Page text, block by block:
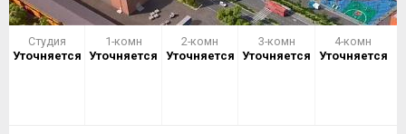
Студия
Уточняется
1-комн
Уточняется
2-комн
Уточняется
3-комн
Уточняется
4-комн
Уточняется